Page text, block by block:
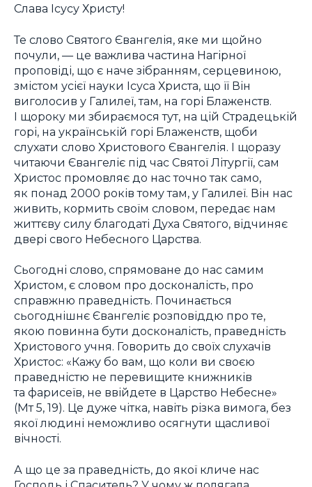
Слава Ісусу Христу!
Те слово Святого Євангелія, яке ми щойно
почули, — це важлива частина Нагірної
проповіді, що є наче зібранням, серцевиною,
змістом усієї науки Ісуса Христа, що її Він
виголосив у Галилеї, там, на горі Блаженств.
І щороку ми збираємося тут, на цій Страдецькій
горі, на українській горі Блаженств, щоби
слухати слово Христового Євангелія. І щоразу
читаючи Євангеліє під час Святої Літургії, сам
Христос промовляє до нас точно так само,
як понад 2000 років тому там, у Галилеї. Він нас
живить, кормить своїм словом, передає нам
життєву силу благодаті Духа Святого, відчиняє
двері свого Небесного Царства.
Сьогодні слово, спрямоване до нас самим
Христом, є словом про досконалість, про
справжню праведність. Починається
сьогоднішнє Євангеліє розповіддю про те,
якою повинна бути досконалість, праведність
Христового учня. Говорить до своїх слухачів
Христос: «Кажу бо вам, що коли ви своєю
праведністю не перевищите книжників
та фарисеїв, не ввійдете в Царство Небесне»
(Мт 5, 19). Це дуже чітка, навіть різка вимога, без
якої людині неможливо осягнути щасливої
вічності.
А що це за праведність, до якої кличе нас